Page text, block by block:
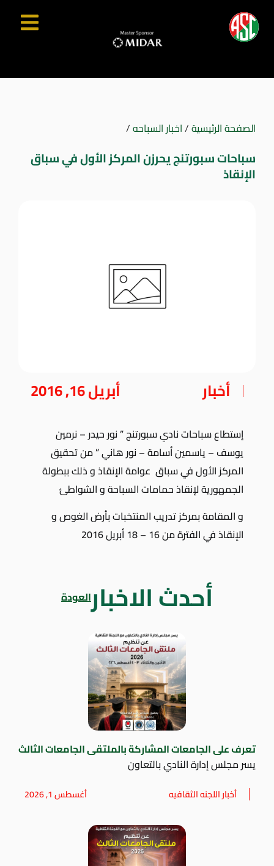
الصفحة الرئيسية/اخبار السباحه/
سباحات سبورتنج يحرزن المركز الأول في سباق
الإنقاذ
أخبار أبريل 16, 2016
إستطاع سباحات نادي سبورتنج ” نور حيدر – نرمين
يوسف – ياسمين أسامة – نور هاني ” من تحقيق
المركز الأول في سباق عوامة الإنقاذ و ذلك ببطولة
الجمهورية لإنقاذ حمامات السباحة و الشواطئ
و المقامة بمركز تدريب المنتخبات بأرض الغوص و
الإنقاذ في الفترة من 16 – 18 أبريل 2016
أحدث الاخبارالعودة
تعرف على الجامعات المشاركة بالملتقى الجامعات الثالث
يسر مجلس إدارة النادي بالتعاون
أخبار اللجنه الثقافيه أغسطس 1, 2026